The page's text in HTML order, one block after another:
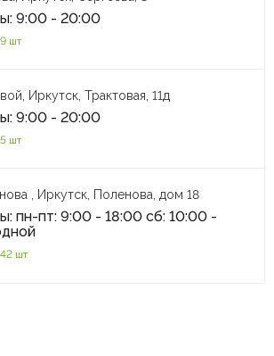
9:00 - 20:00
шт
Иркутск, Трактовая, 11д
9:00 - 20:00
шт
, Иркутск, Поленова, дом 18
пн-пт: 9:00 - 18:00 сб: 10:00 -
шт